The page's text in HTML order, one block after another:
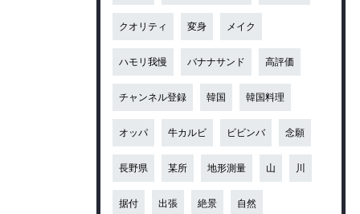
クオリティ 変身 メイク
ハモリ我慢 バナナサンド 高評価
チャンネル登録 韓国 韓国料理
オッパ 牛カルビ ビビンバ 念願
長野県 某所 地形測量 山 川
据付 出張 絶景 自然